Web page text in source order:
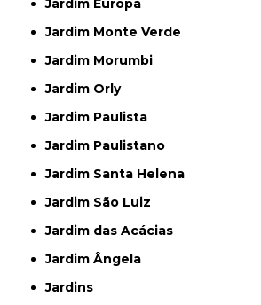
Jardim Europa
Jardim Monte Verde
Jardim Morumbi
Jardim Orly
Jardim Paulista
Jardim Paulistano
Jardim Santa Helena
Jardim São Luiz
Jardim das Acácias
Jardim Ângela
Jardins